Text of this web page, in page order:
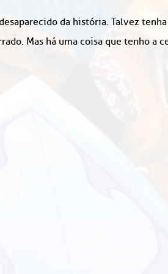
da história. Talvez
Mas há uma coisa que tenho a